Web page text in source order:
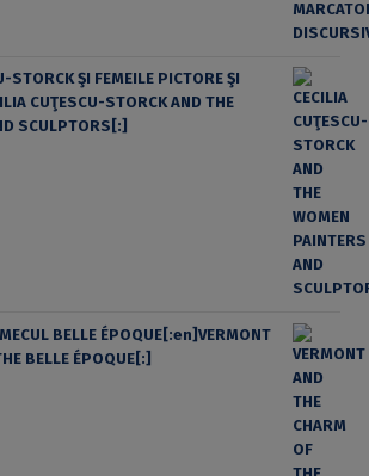
STORCK ŞI FEMEILE PICTORE ŞI
CUŢESCU-STORCK AND THE
SCULPTORS[:]
BELLE ÉPOQUE[:en]VERMONT
BELLE ÉPOQUE[:]